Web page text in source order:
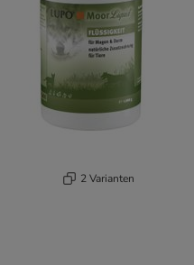
2 Varianten